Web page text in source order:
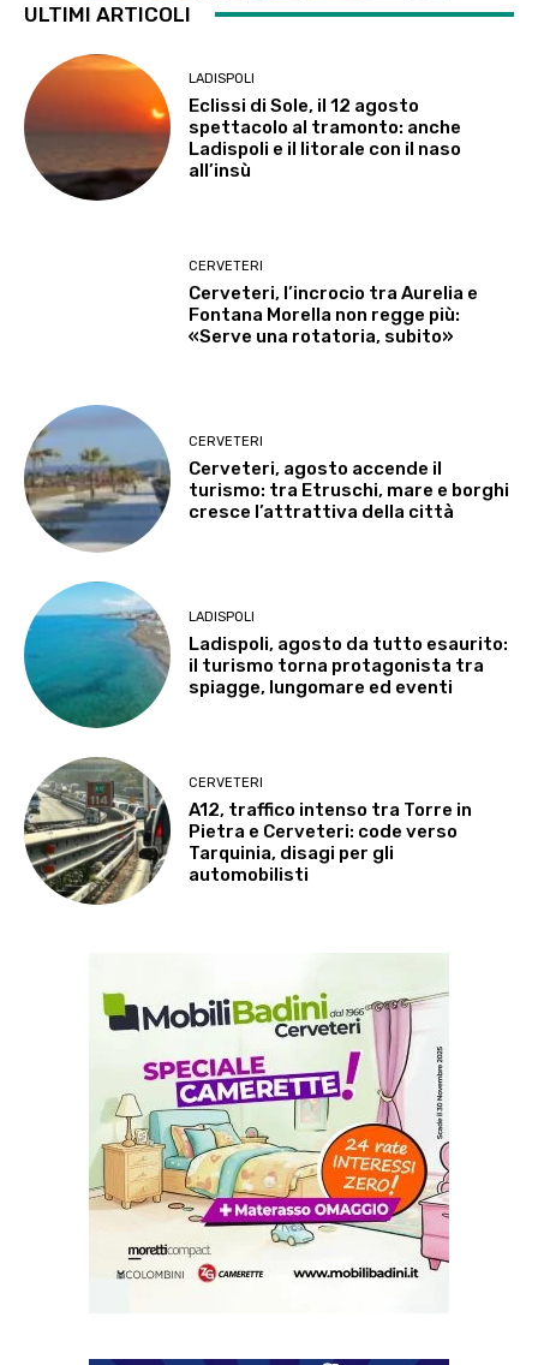
ULTIMI ARTICOLI
LADISPOLI
Eclissi di Sole, il 12 agosto
spettacolo al tramonto: anche
Ladispoli e il litorale con il naso
all’insù
CERVETERI
Cerveteri, l’incrocio tra Aurelia e
Fontana Morella non regge più:
«Serve una rotatoria, subito»
CERVETERI
Cerveteri, agosto accende il
turismo: tra Etruschi, mare e borghi
cresce l’attrattiva della città
LADISPOLI
Ladispoli, agosto da tutto esaurito:
il turismo torna protagonista tra
spiagge, lungomare ed eventi
CERVETERI
A12, traffico intenso tra Torre in
Pietra e Cerveteri: code verso
Tarquinia, disagi per gli
automobilisti